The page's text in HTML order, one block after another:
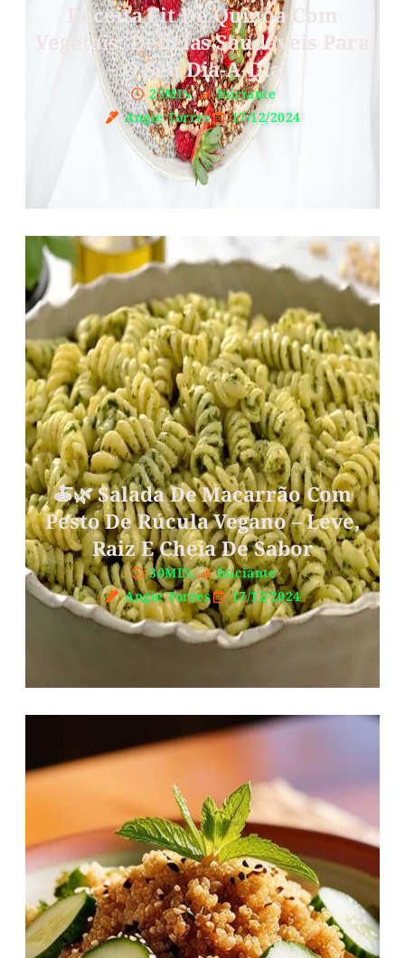
Receita Fit De Quinoa Com
Vegetais: Delícias Saudáveis Para
O Seu Dia-A-Dia
25MIN.
Iniciante
Angie Torres
17/12/2024
🍝🌿 Salada De Macarrão Com
Pesto De Rúcula Vegano – Leve,
Raiz E Cheia De Sabor
30MIN.
Iniciante
Angie Torres
17/12/2024